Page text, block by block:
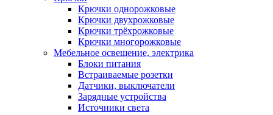
Крючки однорожковые
Крючки двухрожковые
Крючки трёхрожковые
Крючки многорожковые
Мебельное освещение, электрика
Блоки питания
Встраиваемые розетки
Датчики, выключатели
Зарядные устройства
Источники света